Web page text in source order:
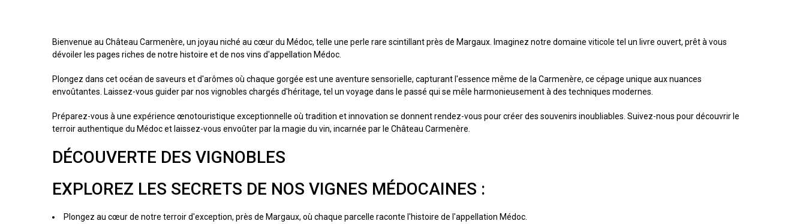
Bienvenue au Château Carmenère, un joyau niché au cœur du Médoc, telle une perle rare scintillant près de Margaux. Imaginez notre domaine viticole tel un livre ouvert, prêt à vous
dévoiler les pages riches de notre histoire et de nos vins d'appellation Médoc.
Plongez dans cet océan de saveurs et d'arômes où chaque gorgée est une aventure sensorielle, capturant l'essence même de la Carmenère, ce cépage unique aux nuances
envoûtantes. Laissez-vous guider par nos vignobles chargés d'héritage, tel un voyage dans le passé qui se mêle harmonieusement à des techniques modernes.
Préparez-vous à une expérience œnotouristique exceptionnelle où tradition et innovation se donnent rendez-vous pour créer des souvenirs inoubliables. Suivez-nous pour découvrir le
terroir authentique du Médoc et laissez-vous envoûter par la magie du vin, incarnée par le Château Carmenère.
DÉCOUVERTE DES VIGNOBLES
EXPLOREZ LES SECRETS DE NOS VIGNES MÉDOCAINES :
Plongez au cœur de notre terroir d'exception, près de Margaux, où chaque parcelle raconte l'histoire de l'appellation Médoc.